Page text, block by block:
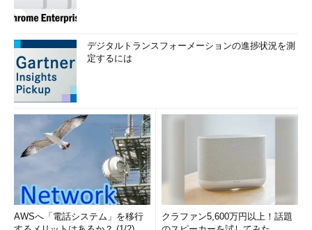
デジタルトランスフォーメーションの進捗状況を測
定するには
AWSへ「電話システム」を移行
クラファン5,600万円以上！話題